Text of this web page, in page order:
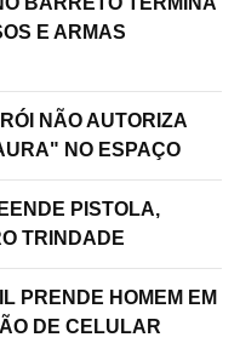
E ARMAS
NÃO AUTORIZA
NO ESPAÇO
PISTOLA,
TRINDADE
PRENDE HOMEM EM
DE CELULAR